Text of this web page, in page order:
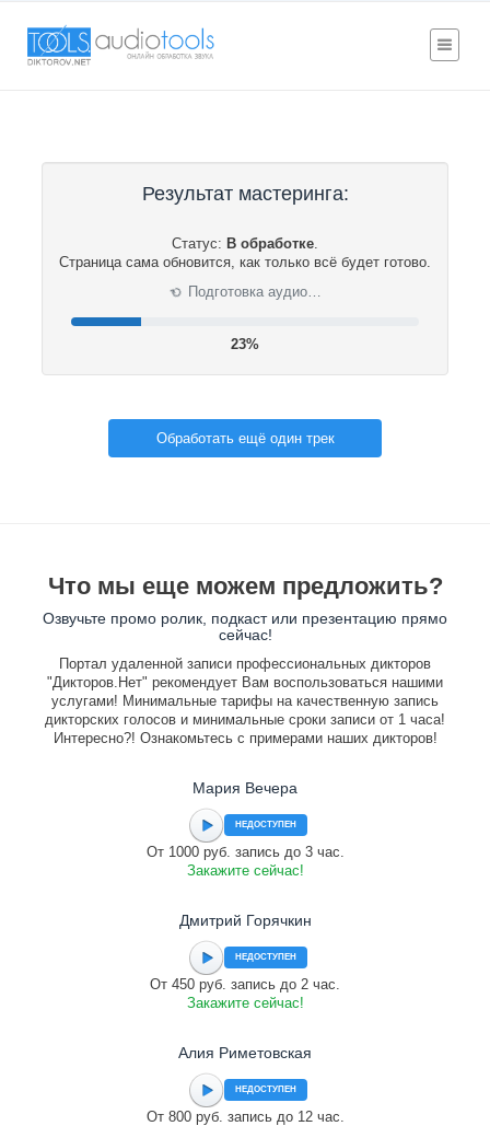
Результат мастеринга:
Статус: В обработке.
Страница сама обновится, как только всё будет готово.
⟳ Подготовка аудио…
24%
Обработать ещё один трек
Что мы еще можем предложить?
Озвучьте промо ролик, подкаст или презентацию прямо
сейчас!
Портал удаленной записи профессиональных дикторов
"Дикторов.Нет" рекомендует Вам воспользоваться нашими
услугами! Минимальные тарифы на качественную запись
дикторских голосов и минимальные сроки записи от 1 часа!
Интересно?! Ознакомьтесь с примерами наших дикторов!
Мария Вечера
НЕДОСТУПЕН
От 1000 руб. запись до 3 час.
Закажите сейчас!
Дмитрий Горячкин
НЕДОСТУПЕН
От 450 руб. запись до 2 час.
Закажите сейчас!
Алия Риметовская
НЕДОСТУПЕН
От 800 руб. запись до 12 час.